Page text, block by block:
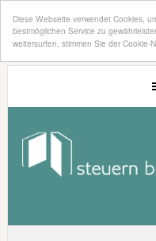
Diese Webseite verwendet Cookies,
bestmöglichen Service zu
weitersurfen, stimmen Sie der Cookie-
Zum
Zur